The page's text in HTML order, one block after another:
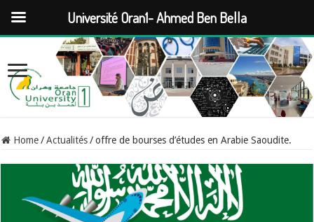
Home / Actualités / offre de bourses d’études en Arabie Saoudite.
Université Oran1- Ahmed Ben Bella